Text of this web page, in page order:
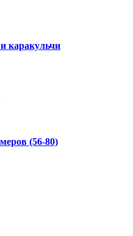
каракульчи
(56-80)